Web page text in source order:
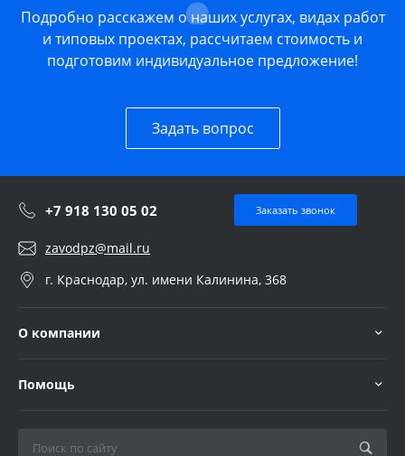
Подробно расскажем о наших услугах, видах работ
и типовых проектах, рассчитаем стоимость и
подготовим индивидуальное предложение!
Задать вопрос
+7 918 130 05 02 Заказать звонок
zavodpz@mail.ru
г. Краснодар, ул. имени Калинина, 368
О компании
Помощь